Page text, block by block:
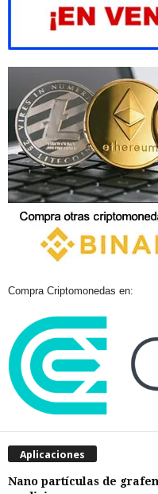
Compra Criptomonedas en:
Aplicaciones
Nano partículas de